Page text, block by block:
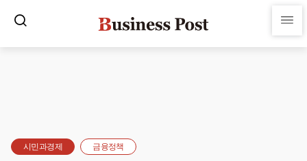
시민과경제 금융정책